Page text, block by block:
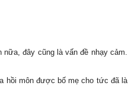
đây cũng là vấn đề nhạy cảm.
hồi môn được bố mẹ cho tức đã là